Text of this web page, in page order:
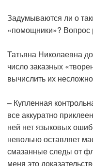
Задумываются ли о
«помощники»? Вопрос
Татьяна Николаевна
число заказных
вычислить их
– Купленная
все аккуратно
ней нет языковых
невольно оставляет
смазанные следы от
меня это